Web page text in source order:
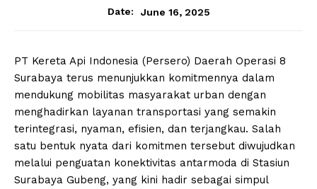
Date:
June 16, 2025
PT Kereta Api Indonesia (Persero) Daerah Operasi 8
Surabaya terus menunjukkan komitmennya dalam
mendukung mobilitas masyarakat urban dengan
menghadirkan layanan transportasi yang semakin
terintegrasi, nyaman, efisien, dan terjangkau. Salah
satu bentuk nyata dari komitmen tersebut diwujudkan
melalui penguatan konektivitas antarmoda di Stasiun
Surabaya Gubeng, yang kini hadir sebagai simpul